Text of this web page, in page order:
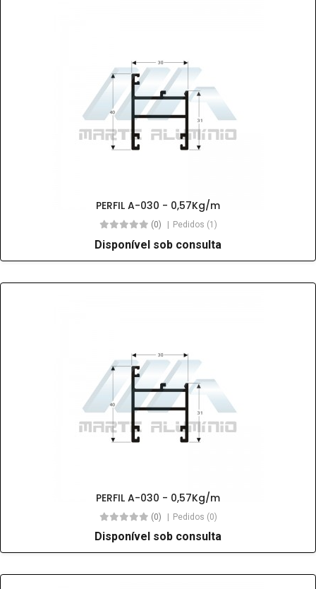
PERFIL A-030 - 0,57Kg/m
(0) Pedidos (1)
Disponível sob consulta
PERFIL A-030 - 0,57Kg/m
(0) Pedidos (0)
Disponível sob consulta